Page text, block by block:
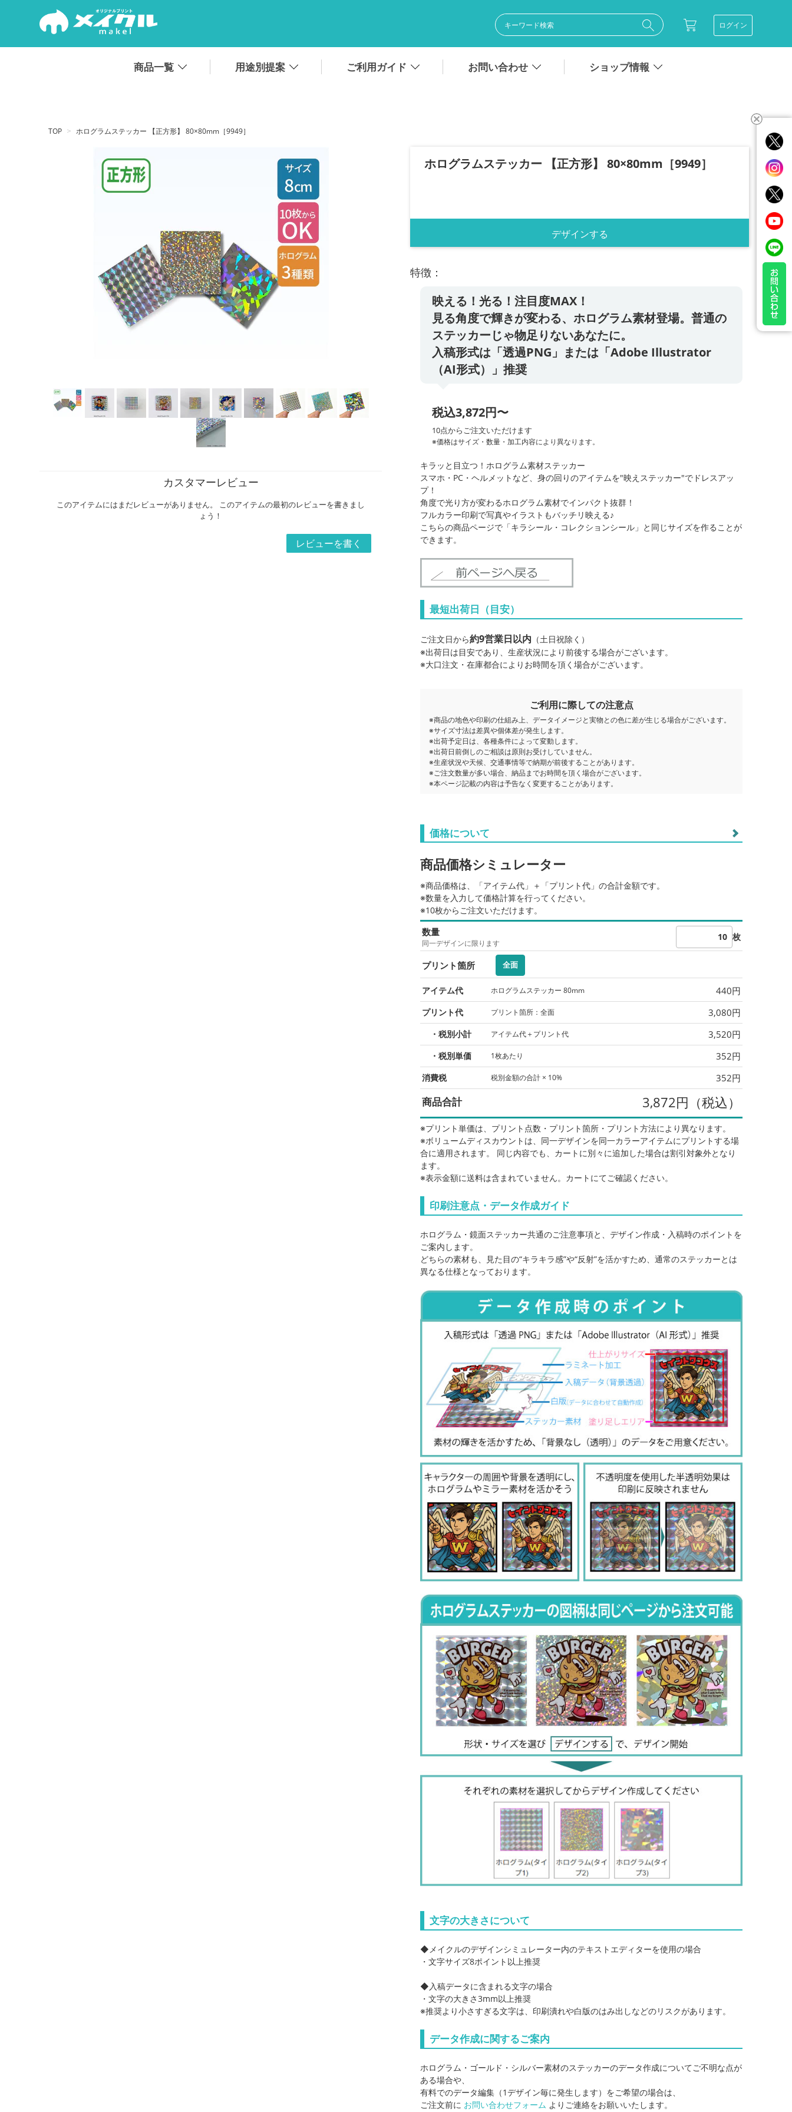
ログイン
商品一覧 用途別提案 ご利用ガイド お問い合わせ ショップ情報
TOP ホログラムステッカー 【正方形】 80×80mm［9949］
ホログラムステッカー 【正方形】 80×80mm［9949］
デザインする
特徴：
映える！光る！注目度MAX！
見る角度で輝きが変わる、ホログラム素材登場。普通の
ステッカーじゃ物足りないあなたに。
入稿形式は「透過PNG」または「Adobe Illustrator
（AI形式）」推奨
税込3,872円〜
10点からご注文いただけます
※価格はサイズ・数量・加工内容により異なります。
キラッと目立つ！ホログラム素材ステッカー
スマホ・PC・ヘルメットなど、身の回りのアイテムを"映えステッカー"でドレスアッ
プ！
角度で光り方が変わるホログラム素材でインパクト抜群！
フルカラー印刷で写真やイラストもバッチリ映える♪
こちらの商品ページで「キラシール・コレクションシール」と同じサイズを作ることが
できます。
最短出荷日（目安）
ご注文日から約9営業日以内 （土日祝除く）
※出荷日は目安であり、生産状況により前後する場合がございます。
※大口注文・在庫都合によりお時間を頂く場合がございます。
ご利用に際しての注意点
※商品の地色や印刷の仕組み上、データイメージと実物との色に差が生じる場合がございます。
※サイズ寸法は差異や個体差が発生します。
※出荷予定日は、各種条件によって変動します。
※出荷日前倒しのご相談は原則お受けしていません。
※生産状況や天候、交通事情等で納期が前後することがあります。
※ご注文数量が多い場合、納品までお時間を頂く場合がございます。
※本ページ記載の内容は予告なく変更することがあります。
価格について
商品価格シミュレーター
※商品価格は、「アイテム代」＋「プリント代」の合計金額です。
※数量を入力して価格計算を行ってください。
※10枚からご注文いただけます。
数量
同一デザインに限ります
枚
プリント箇所 全面
アイテム代 ホログラムステッカー 80mm 440円
プリント代 プリント箇所：全面 3,080円
・税別小計 アイテム代＋プリント代 3,520円
・税別単価 1枚あたり 352円
消費税 税別金額の合計 × 10% 352円
商品合計 3,872円（税込）
※プリント単価は、プリント点数・プリント箇所・プリント方法により異なります。
※ボリュームディスカウントは、同一デザインを同一カラーアイテムにプリントする場
合に適用されます。 同じ内容でも、カートに別々に追加した場合は割引対象外となり
ます。
※表示金額に送料は含まれていません。カートにてご確認ください。
10 48 339 387 3,872
20
30 48
40 48 199 247 9,900
50 48 190 238 11,935
100 48 21,890
150 48 163 31,680
200 48 41,360
300 48 154 202 60,720
500 48 146 194 97,350
1000 48 134 182 182,600
印刷注意点・データ作成ガイド
ホログラム・鏡面ステッカー共通のご注意事項と、デザイン作成・入稿時のポイントを
ご案内します。
どちらの素材も、見た目の“キラキラ感”や“反射”を活かすため、通常のステッカーとは
異なる仕様となっております。
文字の大きさについて
◆メイクルのデザインシミュレーター内のテキストエディターを使用の場合
・文字サイズ8ポイント以上推奨
◆入稿データに含まれる文字の場合
・文字の大きさ3mm以上推奨
※推奨より小さすぎる文字は、印刷潰れや白版のはみ出しなどのリスクがあります。
データ作成に関するご案内
ホログラム・ゴールド・シルバー素材のステッカーのデータ作成についてご不明な点が
ある場合や、
有料でのデータ編集（1デザイン毎に発生します）をご希望の場合は、
ご注文前に お問い合わせフォーム よりご連絡をお願いいたします。
カスタマーレビュー
このアイテムにはまだレビューがありません。 このアイテムの最初のレビューを書きまし
ょう！
レビューを書く